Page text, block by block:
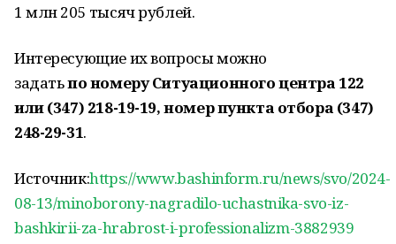
1 млн 205 тысяч рублей.
Интересующие их вопросы можно
задатьпо номеру Ситуационного центра 122
или (347) 218-19-19, номер пункта отбора (347)
248-29-31.
Источник:https://www.bashinform.ru/news/svo/2024-
08-13/minoborony-nagradilo-uchastnika-svo-iz-
bashkirii-za-hrabrost-i-professionalizm-3882939